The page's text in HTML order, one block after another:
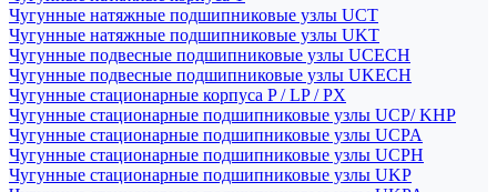
Чугунные натяжные подшипниковые узлы UCT
Чугунные натяжные подшипниковые узлы UKT
Чугунные подвесные подшипниковые узлы UCECH
Чугунные подвесные подшипниковые узлы UKECH
Чугунные стационарные корпуса P / LP / PX
Чугунные стационарные подшипниковые узлы UCP/ KHP
Чугунные стационарные подшипниковые узлы UCPA
Чугунные стационарные подшипниковые узлы UCPH
Чугунные стационарные подшипниковые узлы UKP